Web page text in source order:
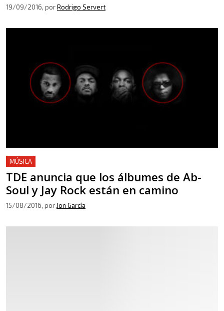
19/09/2016, porRodrigo Servert
MÚSICA
TDE anuncia que los álbumes de Ab-
Soul y Jay Rock están en camino
15/08/2016, por Jon García